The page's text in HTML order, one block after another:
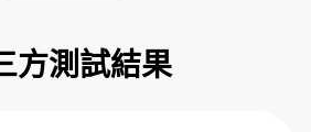
方測試結果